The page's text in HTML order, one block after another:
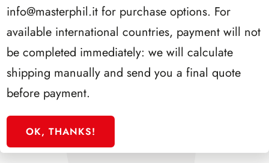
info@masterphil.it for purchase options. For
available international countries, payment will not
be completed immediately: we will calculate
shipping manually and send you a final quote
before payment.
OK, THANKS!